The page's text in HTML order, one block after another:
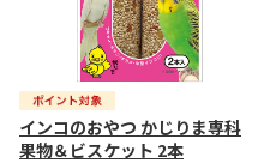
インコのおやつ かじりま専科
果物＆ビスケット 2本